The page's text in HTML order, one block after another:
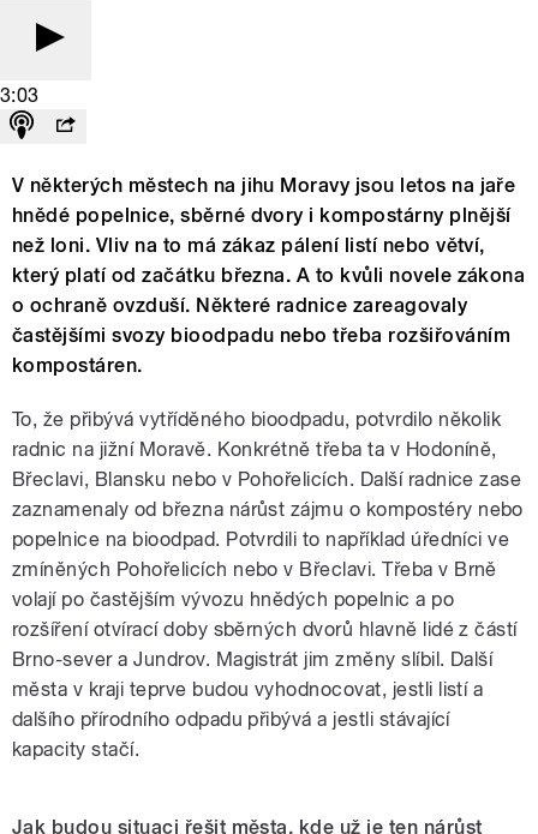
3:03
V některých městech na jihu Moravy jsou letos na jaře
hnědé popelnice, sběrné dvory i kompostárny plnější
než loni. Vliv na to má zákaz pálení listí nebo větví,
který platí od začátku března. A to kvůli novele zákona
o ochraně ovzduší. Některé radnice zareagovaly
častějšími svozy bioodpadu nebo třeba rozšiřováním
kompostáren.
To, že přibývá vytříděného bioodpadu, potvrdilo několik
radnic na jižní Moravě. Konkrétně třeba ta v Hodoníně,
Břeclavi, Blansku nebo v Pohořelicích. Další radnice zase
zaznamenaly od března nárůst zájmu o kompostéry nebo
popelnice na bioodpad. Potvrdili to například úředníci ve
zmíněných Pohořelicích nebo v Břeclavi. Třeba v Brně
volají po častějším vývozu hnědých popelnic a po
rozšíření otvírací doby sběrných dvorů hlavně lidé z částí
Brno-sever a Jundrov. Magistrát jim změny slíbil. Další
města v kraji teprve budou vyhodnocovat, jestli listí a
dalšího přírodního odpadu přibývá a jestli stávající
kapacity stačí.
Jak budou situaci řešit města, kde už je ten nárůst